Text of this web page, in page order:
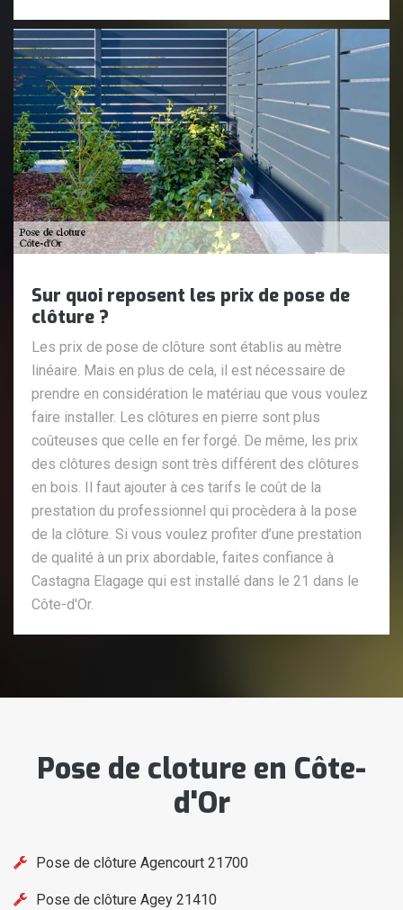
Sur quoi reposent les prix de pose de
clôture ?
Les prix de pose de clôture sont établis au mètre
linéaire. Mais en plus de cela, il est nécessaire de
prendre en considération le matériau que vous voulez
faire installer. Les clôtures en pierre sont plus
coûteuses que celle en fer forgé. De même, les prix
des clôtures design sont très différent des clôtures
en bois. Il faut ajouter à ces tarifs le coût de la
prestation du professionnel qui procèdera à la pose
de la clôture. Si vous voulez profiter d’une prestation
de qualité à un prix abordable, faites confiance à
Castagna Elagage qui est installé dans le 21 dans le
Côte-d'Or.
Pose de cloture en Côte-
d'Or
Pose de clôture Agencourt 21700
Pose de clôture Agey 21410